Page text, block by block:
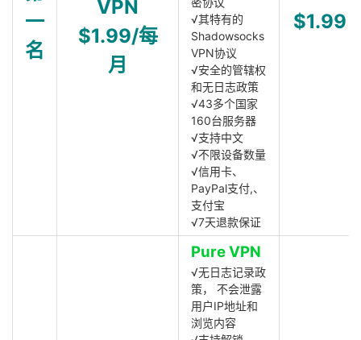
一
名
VPN
$1.99/每
月
√其特有的
Shadowsocks
VPN协议
√安全的管辖权
和无日志政策
√43多个国家
160台服务器
√支持中文
√不限设备数量
√信用卡、
PayPal支付,、
支付宝
√7天退款保证
$1.99
Pure VPN
√无日志记录政
策， 不会泄露
用户IP地址和
浏览内容